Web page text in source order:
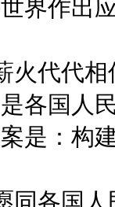
界作出
代代相
各国人
是：构
各国人